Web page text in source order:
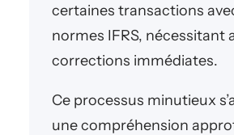
certaines transactions
normes IFRS, nécessitant
corrections immédiates.
Ce processus minutieux
une compréhension